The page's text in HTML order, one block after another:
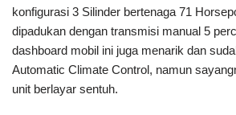
konfigurasi 3 Silinder bertenaga 71
dipadukan dengan transmisi manual 5
dashboard mobil ini juga menarik dan
Automatic Climate Control, namun
unit berlayar sentuh.